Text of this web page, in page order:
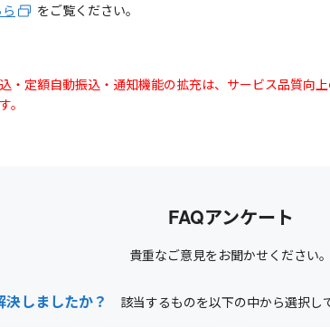
をご覧ください。
定額自動振込・通知機能の拡充は、サービス品質向上
。
FAQアンケート
貴重なご意見をお聞かせください。
決しましたか？ 該当するものを以下の中から選択し